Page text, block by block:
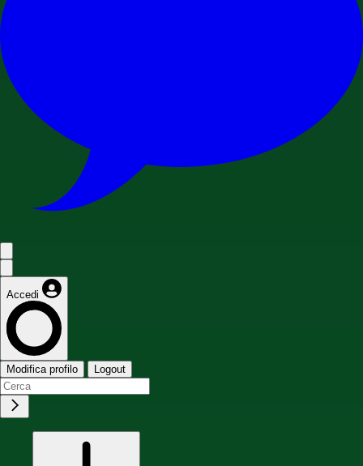
Accedi
Modifica profilo Logout